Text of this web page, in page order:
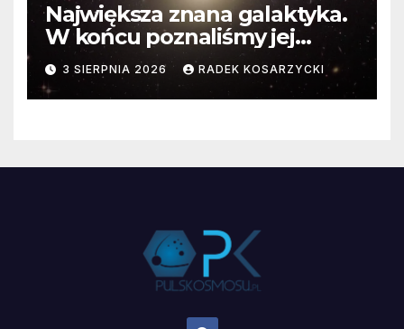
Największa znana galaktyka.
W końcu poznaliśmy jej
faktyczne wymiary
3 SIERPNIA 2026 RADEK KOSARZYCKI